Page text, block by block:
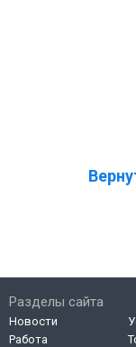
Разделы сайта
Новости
Работа